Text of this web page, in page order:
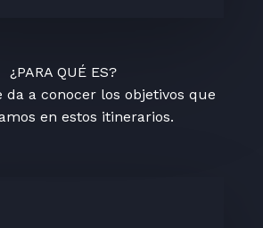
¿PARA QUÉ ES?
da a conocer los objetivos que
en estos itinerarios.